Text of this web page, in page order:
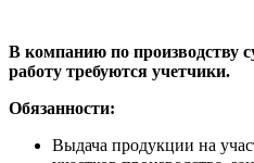
В компанию по производству
работу требуются учетчики.
Обязанности:
Выдача продукции на